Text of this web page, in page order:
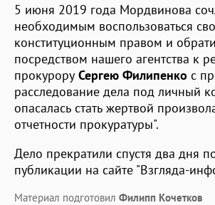
5 июня 2019 года Мордвинова
необходимым воспользоваться
конституционным правом и
посредством нашего агентства к
прокурору Сергею Филипенко с
расследование дела под личный
опасалась стать жертвой
отчетности прокуратуры".
Дело прекратили спустя два дня
публикации на сайте "Взгляда-
Материал подготовил Филипп Кочетков